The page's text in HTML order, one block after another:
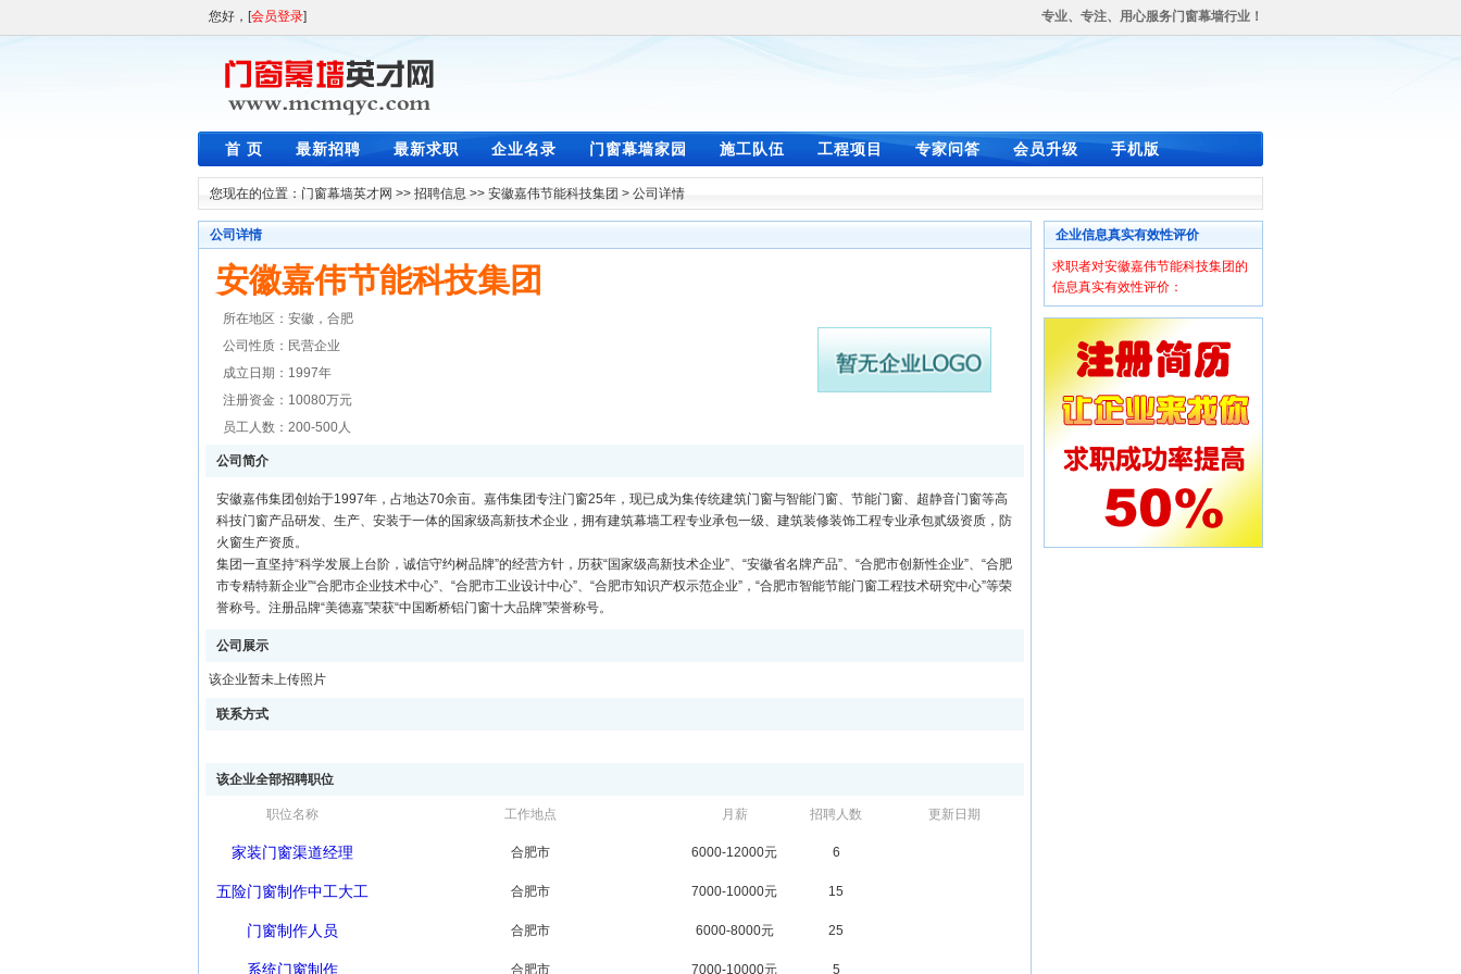
您好，[会员登录] 专业、专注、用心服务门窗幕墙行业！
首 页 最新招聘 最新求职 企业名录 门窗幕墙家园 施工队伍 工程项目 专家问答 会员升级 手机版
您现在的位置： 门窗幕墙英才网 >> 招聘信息 >> 安徽嘉伟节能科技集团 > 公司详情
公司详情
安徽嘉伟节能科技集团
所在地区：安徽，合肥
公司性质：民营企业
成立日期：1997年
注册资金：10080万元
员工人数：200-500人
公司简介
安徽嘉伟集团创始于1997年，占地达70余亩。嘉伟集团专注门窗25年，现已成为集传统建筑门窗与智能门窗、节能门窗、超静音门窗等高
科技门窗产品研发、生产、安装于一体的国家级高新技术企业，拥有建筑幕墙工程专业承包一级、建筑装修装饰工程专业承包贰级资质，防
火窗生产资质。
集团一直坚持“科学发展上台阶，诚信守约树品牌”的经营方针，历获“国家级高新技术企业”、“安徽省名牌产品”、“合肥市创新性企业”、“合肥
市专精特新企业”“合肥市企业技术中心”、“合肥市工业设计中心”、“合肥市知识产权示范企业”，“合肥市智能节能门窗工程技术研究中心”等荣
誉称号。注册品牌“美德嘉”荣获“中国断桥铝门窗十大品牌”荣誉称号。
公司展示
该企业暂未上传照片
联系方式
该企业全部招聘职位
职位名称 工作地点 月薪 招聘人数 更新日期
家装门窗渠道经理 合肥市 6000-12000元 6
五险门窗制作中工大工 合肥市 7000-10000元 15
门窗制作人员 合肥市 6000-8000元 25
系统门窗制作 合肥市 7000-10000元 5
企业信息真实有效性评价
求职者对安徽嘉伟节能科技集团的
信息真实有效性评价：